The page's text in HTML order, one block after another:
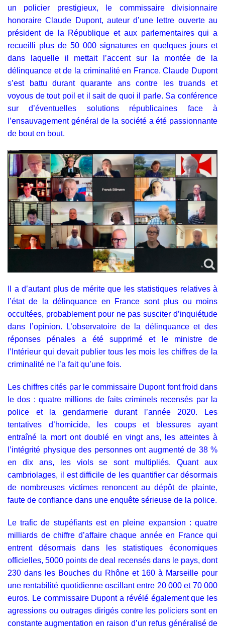
un policier prestigieux, le commissaire divisionnaire
honoraire Claude Dupont, auteur d’une lettre ouverte au
président de la République et aux parlementaires qui a
recueilli plus de 50 000 signatures en quelques jours et
dans laquelle il mettait l’accent sur la montée de la
délinquance et de la criminalité en France. Claude Dupont
s’est battu durant quarante ans contre les truands et
voyous de tout poil et il sait de quoi il parle. Sa conférence
sur d’éventuelles solutions républicaines face à
l’ensauvagement général de la société a été passionnante
de bout en bout.
Il a d’autant plus de mérite que les statistiques relatives à
l’état de la délinquance en France sont plus ou moins
occultées, probablement pour ne pas susciter d’inquiétude
dans l’opinion. L’observatoire de la délinquance et des
réponses pénales a été supprimé et le ministre de
l’Intérieur qui devait publier tous les mois les chiffres de la
criminalité ne l’a fait qu’une fois.
Les chiffres cités par le commissaire Dupont font froid dans
le dos : quatre millions de faits criminels recensés par la
police et la gendarmerie durant l’année 2020. Les
tentatives d’homicide, les coups et blessures ayant
entraîné la mort ont doublé en vingt ans, les atteintes à
l’intégrité physique des personnes ont augmenté de 38 %
en dix ans, les viols se sont multipliés. Quant aux
cambriolages, il est difficile de les quantifier car désormais
de nombreuses victimes renoncent au dépôt de plainte,
faute de confiance dans une enquête sérieuse de la police.
Le trafic de stupéfiants est en pleine expansion : quatre
milliards de chiffre d’affaire chaque année en France qui
entrent désormais dans les statistiques économiques
officielles, 5000 points de deal recensés dans le pays, dont
230 dans les Bouches du Rhône et 160 à Marseille pour
une rentabilité quotidienne oscillant entre 20 000 et 70 000
euros. Le commissaire Dupont a révélé également que les
agressions ou outrages dirigés contre les policiers sont en
constante augmentation en raison d’un refus généralisé de